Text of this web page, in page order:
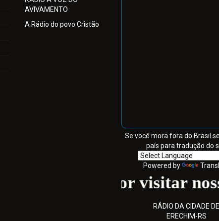
AVIVAMENTO
A Rádio do povo Cristão
Se você mora fora do Brasil
país para tradução do
Powered by
Obrigado por visitar nosso
RÁDIO DA CIDADE DE
ERECHIM-RS